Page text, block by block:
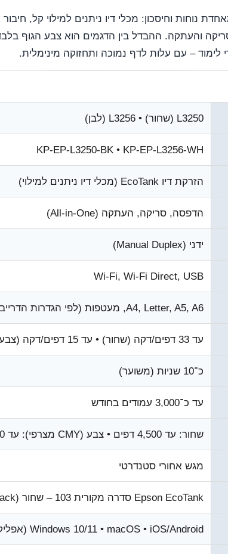
לימוד – עם עלות לדף נמוכה ותחזוקה מינימלית.
L3250 (שחור) • L3256 (לבן)
KP-EP-L3250-BK • KP-EP-L3256-WH
הזרקת דיו EcoTank (מכלי דיו ניתנים למילוי)
הדפסה, סריקה, העתקה (All-in-One)
ידני (Manual Duplex)
Wi-Fi, Wi-Fi Direct, USB
A4, Letter, A5, A6, מעטפות (לפי הגדרות הדרייבר)
עד ‎33‎ דפים/דקה (שחור) • עד ‎15‎ דפים/דקה (צבע)
כ־‎10‎ שניות (משוער)
עד כ־‎3,000‎ עמודים בחודש
שחור: עד ‎4,500‎ דפים • צבע (CMY מצרפי): עד ‎7,500‎ דפים
מגש אחורי סטנדרטי
Epson EcoTank סדרה מקורית ‎103‎ – שחור (Black) ,וצבע (Cyan, Magenta, Yellow)
Windows 10/11 • macOS • iOS/Android (אפליקציות Epson)